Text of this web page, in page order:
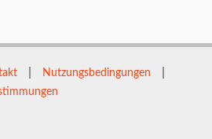
Nutzungsbedingungen